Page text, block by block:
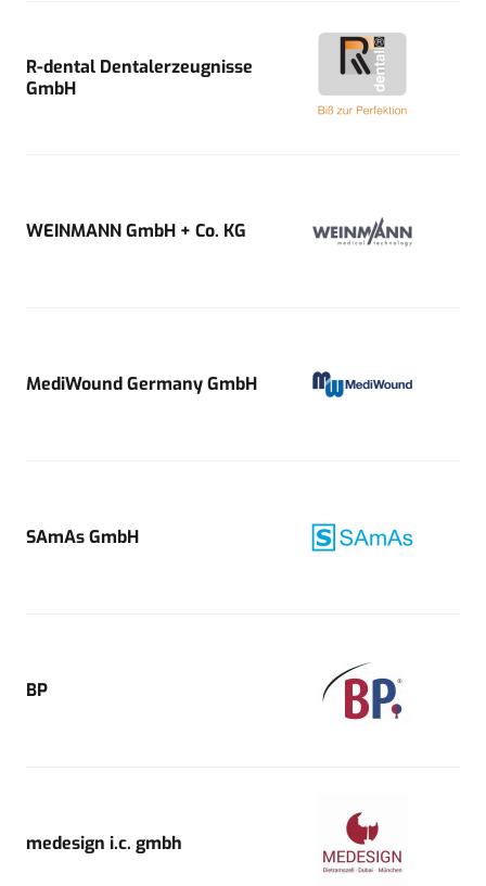
R-dental Dentalerzeugnisse
GmbH
WEINMANN GmbH + Co. KG
MediWound Germany GmbH
SAmAs GmbH
BP
medesign i.c. gmbh